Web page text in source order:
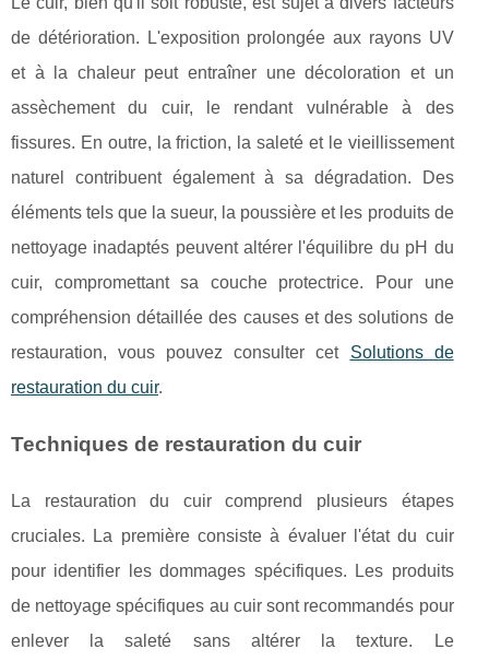
de détérioration. L'exposition prolongée aux rayons UV
et à la chaleur peut entraîner une décoloration et un
assèchement du cuir, le rendant vulnérable à des
fissures. En outre, la friction, la saleté et le vieillissement
naturel contribuent également à sa dégradation. Des
éléments tels que la sueur, la poussière et les produits de
nettoyage inadaptés peuvent altérer l'équilibre du pH du
cuir, compromettant sa couche protectrice. Pour une
compréhension détaillée des causes et des solutions de
restauration, vous pouvez consulter cet Solutions de
restauration du cuir.
Techniques de restauration du cuir
La restauration du cuir comprend plusieurs étapes
cruciales. La première consiste à évaluer l'état du cuir
pour identifier les dommages spécifiques. Les produits
de nettoyage spécifiques au cuir sont recommandés pour
enlever la saleté sans altérer la texture. Le